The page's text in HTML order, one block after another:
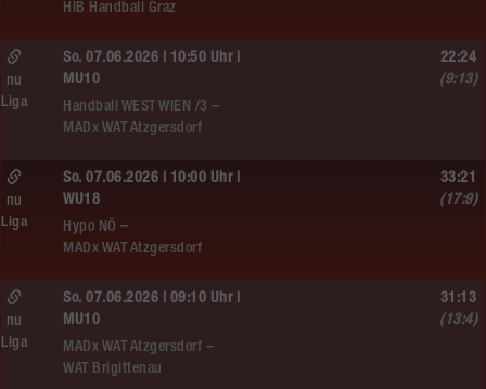
HIB Handball Graz
So. 07.06.2026 | 10:50 Uhr |
MU10
Handball WEST WIEN /3 –
MADx WAT Atzgersdorf
nu
Liga
22:24
(9:13)
So. 07.06.2026 | 10:00 Uhr |
WU18
Hypo NÖ –
MADx WAT Atzgersdorf
nu
Liga
33:21
(17:9)
So. 07.06.2026 | 09:10 Uhr |
MU10
MADx WAT Atzgersdorf –
WAT Brigittenau
nu
Liga
31:13
(13:4)